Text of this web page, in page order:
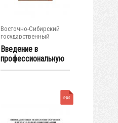
Восточно-Сибирский
государственный
университет...
Введение в
профессиональную
деятельность :